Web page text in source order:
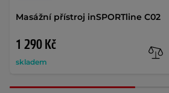
Masážní přístroj inSPORTline C02
1 290 Kč
skladem